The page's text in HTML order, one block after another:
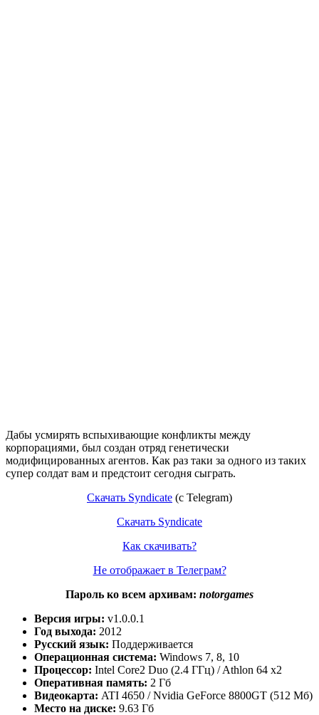
Дабы усмирять вспыхивающие конфликты между
корпорациями, был создан отряд генетически
модифицированных агентов. Как раз таки за одного из таких
супер солдат вам и предстоит сегодня сыграть.
Скачать Syndicate (с Telegram)
Скачать Syndicate
Как скачивать?
Не отображает в Телеграм?
Пароль ко всем архивам: notorgames
Версия игры: v1.0.0.1
Год выхода: 2012
Русский язык: Поддерживается
Операционная система: Windows 7, 8, 10
Процессор: Intel Core2 Duo (2.4 ГГц) / Athlon 64 x2
Оперативная память: 2 Гб
Видеокарта: ATI 4650 / Nvidia GeForce 8800GT (512 Мб)
Место на диске: 9.63 Гб